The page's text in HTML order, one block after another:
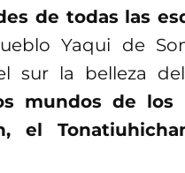
de todas las
Yaqui de
sur la belleza
mundos de
el